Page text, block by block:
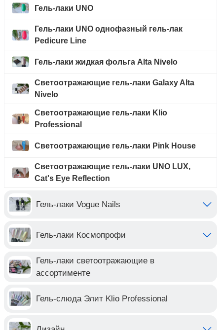
Гель-лаки UNO
Гель-лаки UNO однофазный гель-лак
Pedicure Line
Гель-лаки жидкая фольга Alta Nivelo
Светоотражающие гель-лаки Galaxy Alta
Nivelo
Светоотражающие гель-лаки Klio
Professional
Светоотражающие гель-лаки Pink House
Светоотражающие гель-лаки UNO LUX,
Cat's Eye Reflection
Гель-лаки Vogue Nails
Гель-лаки Космопрофи
Гель-лаки светоотражающие в
ассортименте
Гель-слюда Элит Klio Professional